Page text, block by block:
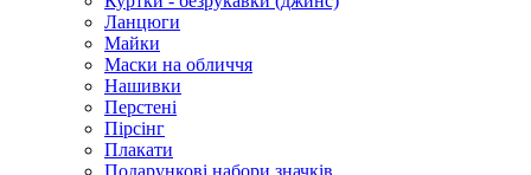
Ланцюги
Майки
Маски на обличчя
Нашивки
Перстені
Пірсінг
Плакати
Подарункові набори значків